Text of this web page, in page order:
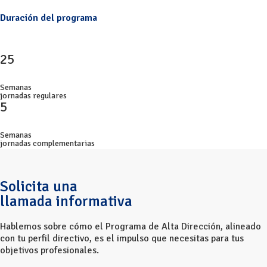
Duración del programa
25
Semanas
jornadas regulares
5
Semanas
jornadas complementarias
Solicita una
llamada informativa
Hablemos sobre cómo el Programa de Alta Dirección, alineado
con tu perfil directivo, es el impulso que necesitas para tus
objetivos profesionales.